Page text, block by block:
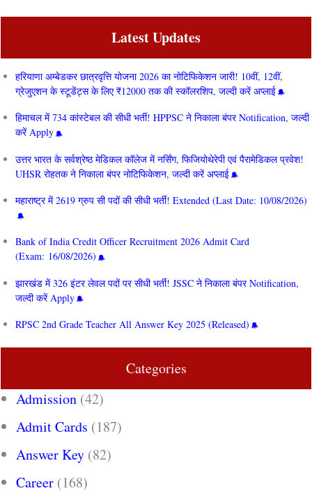
Latest Updates
हरियाणा अम्बेडकर छात्रवृत्ति योजना 2026 का नोटिफिकेशन जारी! 10वीं, 12वीं,
ग्रेजुएशन के स्टूडेंट्स के लिए ₹12000 तक की स्कॉलरशिप, जल्दी करें अप्लाई
हिमाचल में 734 कांस्टेबल की सीधी भर्ती! HPPSC ने निकाला बंपर Notification, जल्दी
करें Apply
उत्तर भारत के सर्वश्रेष्ठ मेडिकल कॉलेज में नर्सिंग, फिजियोथेरेपी एवं पैरामेडिकल प्रवेश!
UHSR रोहतक ने निकाला बंपर नोटिफिकेशन, जल्दी करें अप्लाई
महाराष्ट्र में 2619 ग्रुप सी पदों की सीधी भर्ती! Extended (Last Date: 10/08/2026)
Bank of India Credit Officer Recruitment 2026 Admit Card
(Exam: 16/08/2026)
झारखंड में 326 इंटर लेवल पदों पर सीधी भर्ती! JSSC ने निकाला बंपर Notification,
जल्दी करें Apply
RPSC 2nd Grade Teacher All Answer Key 2025 (Released)
Categories
Admission (42)
Admit Cards (187)
Answer Key (82)
Career (168)